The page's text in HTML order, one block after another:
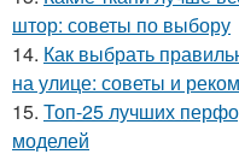
штор: советы по выбору
14. Как выбрать
на улице: советы и
15. Топ-25 лучших
моделей